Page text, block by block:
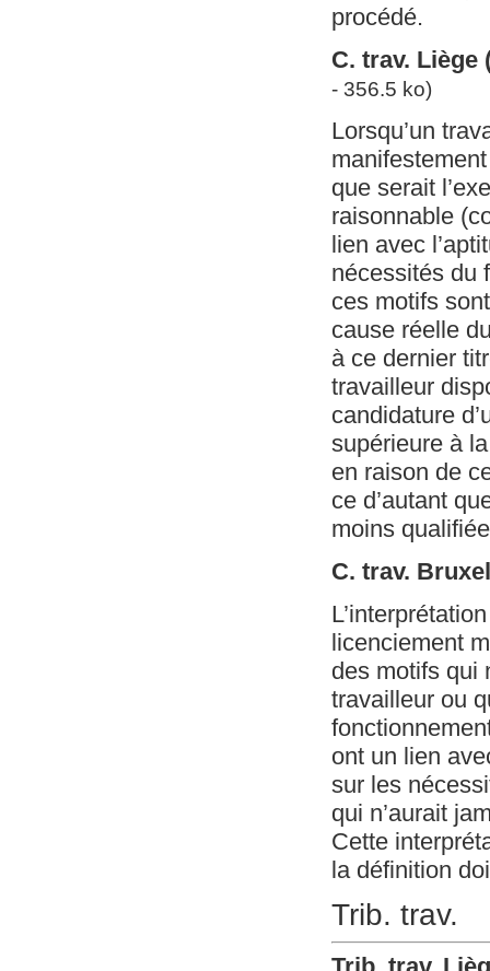
procédé.
C. trav. Liège
- 356.5 ko)
Lorsqu’un
que serait
raisonnable
lien avec
nécessités du
ces motifs
cause réelle
à ce dernier
travailleur
candidature
supérieure à
en raison de
ce d’autant
moins
C. trav.
licenciement
des motifs qui
travailleur ou
ont un lien
sur les
qui n’aurait
Cette
la définition
Trib. trav.